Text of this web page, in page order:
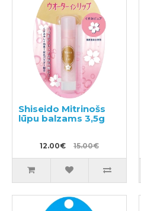
Shiseido Mitrinošs
lūpu balzams 3,5g
12.00€ 15.00€